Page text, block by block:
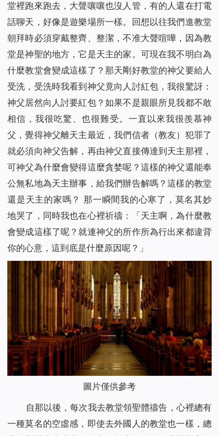
堂裡跑來跑去，大聲嚷嚷也沒人管，有的人還在打電
話聊天，好像是遊樂場所一樣。回想以往我們進教堂
朝拜時必須穿戴整齊、整潔，不准大聲喧嘩，因為教
堂是神聖的地方，它是天主的家。可現在我不明白為
什麼教堂會變成這樣了？那天剛好教堂的神父要給人
受洗，受洗時我看到神父竟向人討紅包，我很驚訝：
神父居然向人討要紅包？如果不是親眼所見我都不敢
相信，我很吃驚、也很難受。一直以來我很羨慕神
父，覺得神父離天主最近，我們信者（教友）犯罪了
就必須向神父告解，再由神父直接傳達到天主那裡，
可神父為什麼會變得這麼貪婪呢？這樣的神父還能奉
公無私地為天主辦事，給我們辦告解嗎？這樣的教堂
還是天主的家嗎？ 那一瞬間我的心寒了，莫名其妙
地哭了，同時我也在心裡祈禱：「天主啊，為什麼教
會變成這樣了呢？就連神父的所作所為行出來都違背
你的心意，這到底是什麼原因呢？」
圖片僅供參考
自那以後，每次我去教堂領聖體禱告，心裡總有
一種莫名的空虛感，即使去外國人的教堂也一樣，總